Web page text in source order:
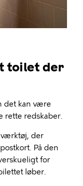
toilet der
det kan være
rette redskaber.
der
På den
for
løber.